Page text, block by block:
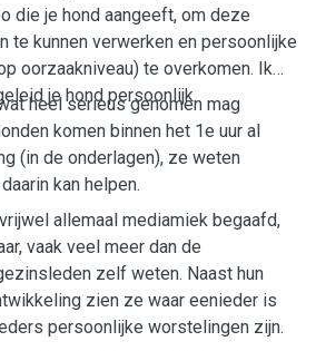
die je hond aangeeft, om deze
te kunnen verwerken en persoonlijke
oorzaakniveau) te overkomen. Ik
je hond persoonlijk.
heel serieus genomen mag
komen binnen het 1e uur al
(in de onderlagen), ze weten
kan helpen.
allemaal mediamiek begaafd,
vaak veel meer dan de
zelf weten. Naast hun
zien ze waar eenieder is
persoonlijke worstelingen zijn.